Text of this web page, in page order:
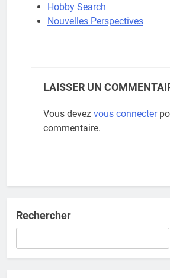
Hobby Search
Nouvelles Perspectives
LAISSER UN
Vous devez vous connecter
commentaire.
Rechercher